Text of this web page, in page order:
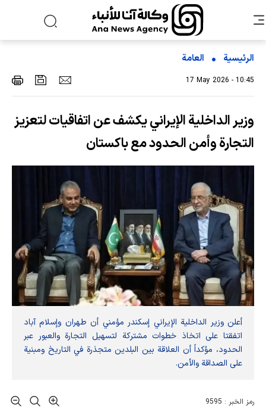
الرئيسية العامة
17 May 2026 - 10:45
وزير الداخلية الإيراني يكشف عن اتفاقيات لتعزيز
التجارة وأمن الحدود مع باكستان
أعلن وزير الداخلية الإيراني إسكندر مؤمني أن طهران وإسلام آباد
اتفقتا على اتخاذ خطوات مشتركة لتسهيل التجارة والعبور عبر
الحدود، مؤكداً أن العلاقة بين البلدين متجذرة في التاريخ ومبنية
على الصداقة والأمن.
رمز الخبر : 9595